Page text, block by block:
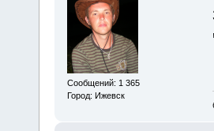
Сообщений: 1 365
Город: Ижевск